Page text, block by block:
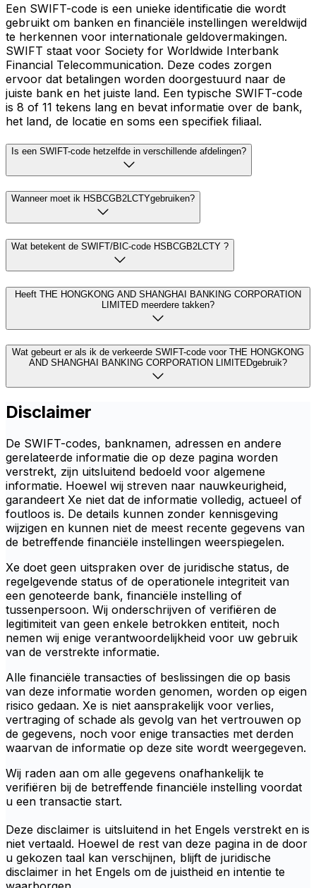
Een SWIFT-code is een unieke identificatie die wordt
gebruikt om banken en financiële instellingen wereldwijd
te herkennen voor internationale geldovermakingen.
SWIFT staat voor Society for Worldwide Interbank
Financial Telecommunication. Deze codes zorgen
ervoor dat betalingen worden doorgestuurd naar de
juiste bank en het juiste land. Een typische SWIFT-code
is 8 of 11 tekens lang en bevat informatie over de bank,
het land, de locatie en soms een specifiek filiaal.
Is een SWIFT-code hetzelfde in verschillende afdelingen?
Wanneer moet ik HSBCGB2LCTYgebruiken?
Wat betekent de SWIFT/BIC-code HSBCGB2LCTY ?
Heeft THE HONGKONG AND SHANGHAI BANKING CORPORATION
LIMITED meerdere takken?
Wat gebeurt er als ik de verkeerde SWIFT-code voor THE HONGKONG
AND SHANGHAI BANKING CORPORATION LIMITEDgebruik?
Disclaimer
De SWIFT-codes, banknamen, adressen en andere
gerelateerde informatie die op deze pagina worden
verstrekt, zijn uitsluitend bedoeld voor algemene
informatie. Hoewel wij streven naar nauwkeurigheid,
garandeert Xe niet dat de informatie volledig, actueel of
foutloos is. De details kunnen zonder kennisgeving
wijzigen en kunnen niet de meest recente gegevens van
de betreffende financiële instellingen weerspiegelen.
Xe doet geen uitspraken over de juridische status, de
regelgevende status of de operationele integriteit van
een genoteerde bank, financiële instelling of
tussenpersoon. Wij onderschrijven of verifiëren de
legitimiteit van geen enkele betrokken entiteit, noch
nemen wij enige verantwoordelijkheid voor uw gebruik
van de verstrekte informatie.
Alle financiële transacties of beslissingen die op basis
van deze informatie worden genomen, worden op eigen
risico gedaan. Xe is niet aansprakelijk voor verlies,
vertraging of schade als gevolg van het vertrouwen op
de gegevens, noch voor enige transacties met derden
waarvan de informatie op deze site wordt weergegeven.
Wij raden aan om alle gegevens onafhankelijk te
verifiëren bij de betreffende financiële instelling voordat
u een transactie start.
Deze disclaimer is uitsluitend in het Engels verstrekt en is
niet vertaald. Hoewel de rest van deze pagina in de door
u gekozen taal kan verschijnen, blijft de juridische
disclaimer in het Engels om de juistheid en intentie te